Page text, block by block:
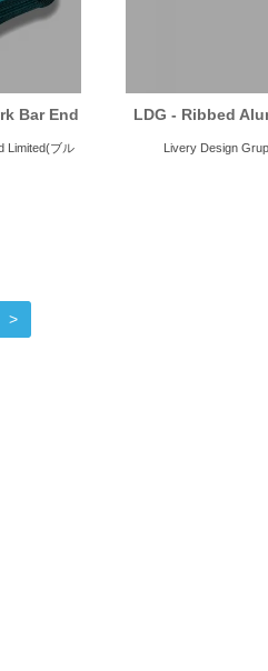
Bar End
Limited(ブル
LDG - Ribbed
Livery Design
>